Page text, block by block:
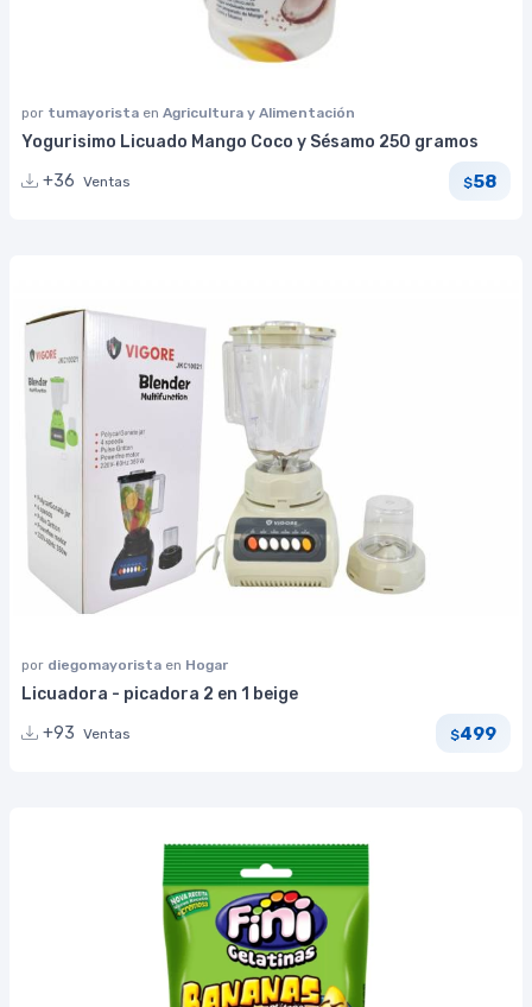
por tumayorista en Agricultura y Alimentación
Yogurisimo Licuado Mango Coco y Sésamo 250 gramos
+36 Ventas $58
por diegomayorista en Hogar
Licuadora - picadora 2 en 1 beige
+93 Ventas $499